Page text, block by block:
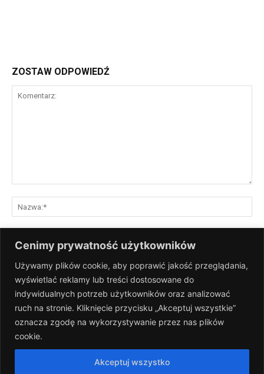
Cenimy prywatność użytkowników
Używamy plików cookie, aby poprawić jakość przeglądania,
wyświetlać reklamy lub treści dostosowane do
indywidualnych potrzeb użytkowników oraz analizować
ruch na stronie. Kliknięcie przycisku „Akceptuj wszystkie”
oznacza zgodę na wykorzystywanie przez nas plików
cookie.
Akceptuj wszystko
ZOSTAW ODPOWIEDŹ
Zapisz moje nazwisko, adres e-mail i stronę internetową w tej
przeglądarce na następny raz, gdy skomentuję.